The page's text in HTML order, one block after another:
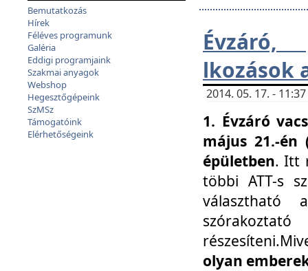
Bemutatkozás
Hírek
Féléves programunk
Galéria
Eddigi programjaink
Szakmai anyagok
Webshop
Hegesztőgépeink
SzMSz
Támogatóink
Elérhetőségeink
Évzáró,
lkozások
2014. 05. 17. -
1. Évzáró
május 21.-én
épületben. Itt
többi ATT-s
választható
olyan